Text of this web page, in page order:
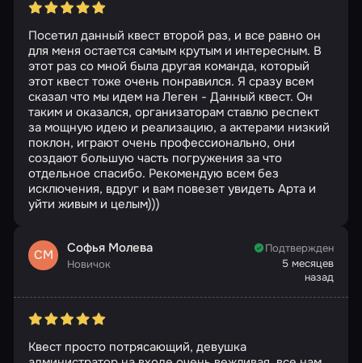
Посетил данный квест второй раз, и все равно он
для меня остается самым крутым и интересным. В
этот раз со мной была другая команда, который
этот квест тоже очень понравился. Я сразу всем
сказал что мы идем на Леген - Данный квест. Он
таким и оказался, организаторам ставлю респект
за мощную идею и реализацию, а актерами низкий
поклон, играют очень профессионально, они
создают большую часть погружения за что
отдельное спасибо. Рекомендую всем без
исключения, вдруг и вам повезет увидеть Арта и
уйти живым и целым)))
СМ Софья Молева
Новичок
Подтвержден
5 месяцев
назад
Квест просто потрясающий, девушка